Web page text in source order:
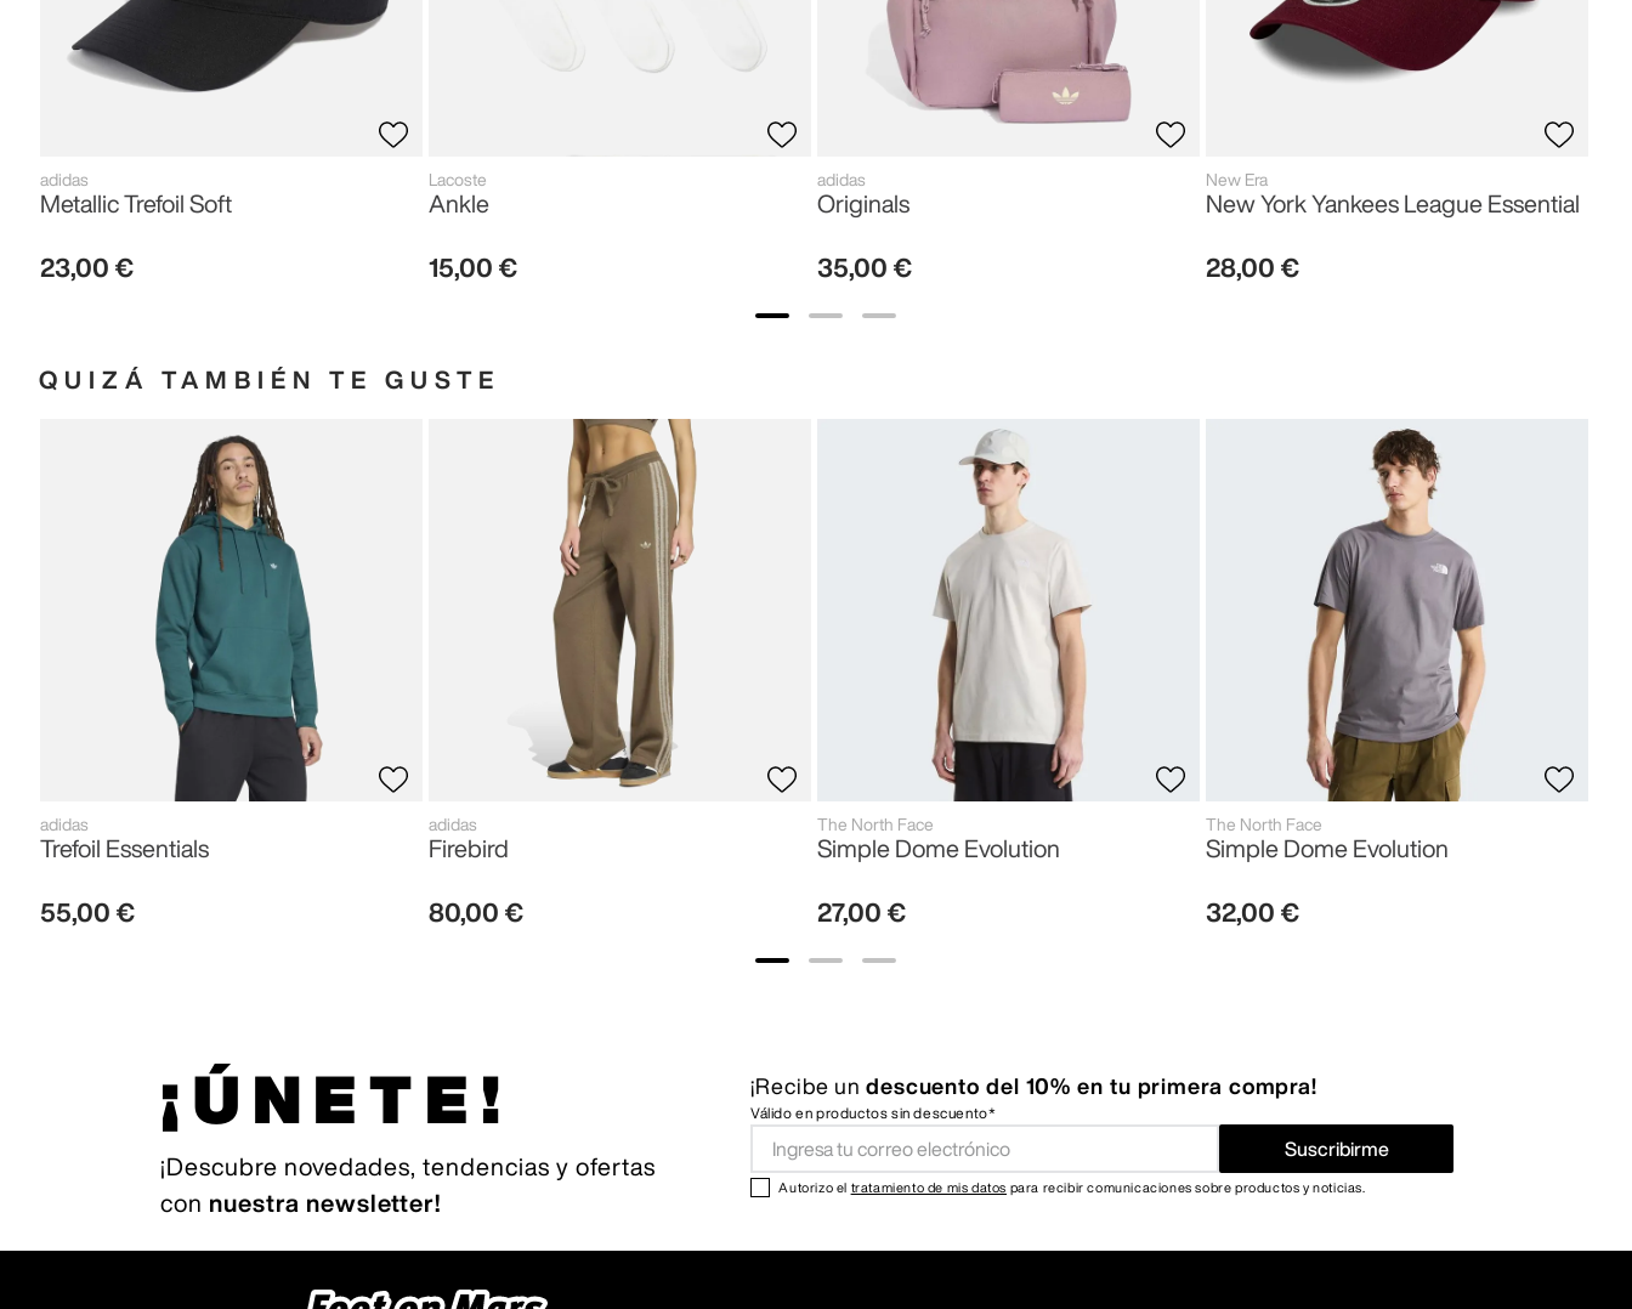
adidas
Metallic Trefoil Soft
23,00 €
Lacoste
Ankle
15,00 €
adidas
Originals
35,00 €
New Era
New York Yankees League Essential
28,00 €
QUIZÁ TAMBIÉN TE GUSTE
adidas
Trefoil Essentials
55,00 €
adidas
Firebird
80,00 €
The North Face
Simple Dome Evolution
27,00 €
The North Face
Simple Dome Evolution
32,00 €
¡ÚNETE!
¡Descubre novedades, tendencias y ofertas
con nuestra newsletter!
¡Recibe un descuento del 10% en tu primera compra!
Válido en productos sin descuento*
Suscribirme
Autorizo el tratamiento de mis datos para recibir comunicaciones sobre productos y noticias.